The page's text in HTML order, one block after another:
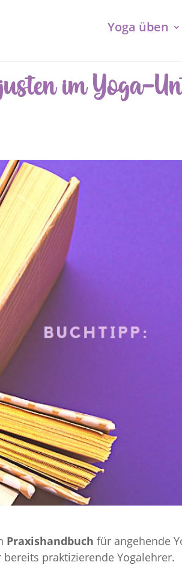
Yoga üben
im Yoga-
Praxishandbuchfür angehende
praktizierende Yogalehrer.